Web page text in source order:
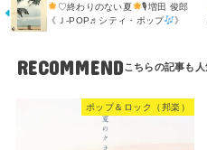
♡終わりのない夏
🎙増田 俊郎
《Ｊ-POP♬シティ・ポップ
》
RECOMMEND
ポップ＆ロック（邦楽）